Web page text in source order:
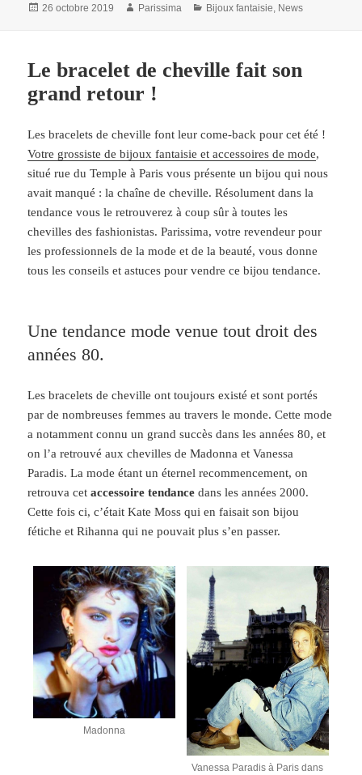
Publié
26 octobre 2019 Auteur
Parissima Catégories
Bijoux fantaisie, News
Le bracelet de cheville fait son
grand retour !
Les bracelets de cheville font leur come-back pour cet été !
Votre grossiste de bijoux fantaisie et accessoires de mode,
situé rue du Temple à Paris vous présente un bijou qui nous
avait manqué : la chaîne de cheville. Résolument dans la
tendance vous le retrouverez à coup sûr à toutes les
chevilles des fashionistas. Parissima, votre revendeur pour
les professionnels de la mode et de la beauté, vous donne
tous les conseils et astuces pour vendre ce bijou tendance.
Une tendance mode venue tout droit des
années 80.
Les bracelets de cheville ont toujours existé et sont portés
par de nombreuses femmes au travers le monde.Cette mode
a notamment connu un grand succès dans les années 80, et
on l’a retrouvé aux chevilles de Madonna et Vanessa
Paradis. La mode étant un éternel recommencement, on
retrouva cetaccessoire tendance dans les années 2000.
Cette fois ci, c’était Kate Moss qui en faisait son bijou
fétiche et Rihanna qui ne pouvait plus s’en passer.
Madonna
Vanessa Paradis à Paris dans